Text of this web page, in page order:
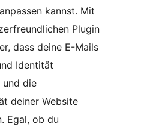
kannst. Mit
Plugin
dass deine E-Mails
Identität
und die
deiner Website
Egal, ob du